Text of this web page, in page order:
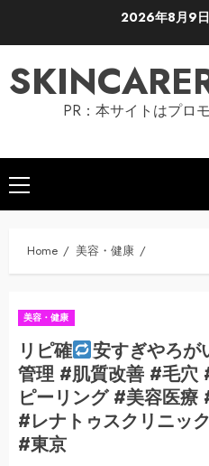
2026年8月9日
PR：本サイトはプロ
Primary
Menu
Home 美容・健康
美容・健康
リピ確 安すぎやろが
管理 #肌質改善 #毛穴
ピーリング #美容医
#レナトゥスクリニッ
#東京